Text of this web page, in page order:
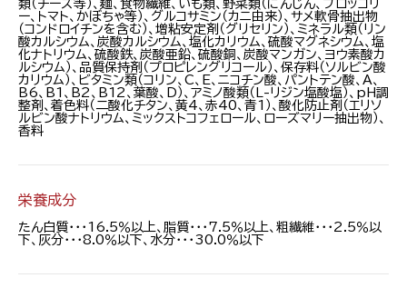
類（チーズ等）、麺、食物繊維、いも類、野菜類（にんじん、ブロッコリ
ー、トマト、かぼちゃ等）、グルコサミン（カニ由来）、サメ軟骨抽出物
（コンドロイチンを含む）、増粘安定剤（グリセリン）、ミネラル類（リン
酸カルシウム、炭酸カルシウム、塩化カリウム、硫酸マグネシウム、塩
化ナトリウム、硫酸鉄、炭酸亜鉛、硫酸銅、炭酸マンガン、ヨウ素酸カ
ルシウム）、品質保持剤（プロピレングリコール）、保存料（ソルビン酸
カリウム）、ビタミン類（コリン、C、E、ニコチン酸、パントテン酸、A、
B6、B1、B2、B12、葉酸、D）、アミノ酸類（L-リジン塩酸塩）、pH調
整剤、着色料（二酸化チタン、黄4、赤40、青1）、酸化防止剤（エリソ
ルビン酸ナトリウム、ミックストコフェロール、ローズマリー抽出物）、
香料
栄養成分
たん白質・・・16.5％以上、脂質・・・7.5％以上、粗繊維・・・2.5％以
下、灰分・・・8.0％以下、水分・・・30.0％以下